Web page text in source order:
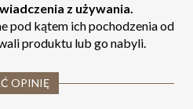
z używania.
pod kątem ich pochodzenia od
produktu lub go nabyli.
OPINIĘ